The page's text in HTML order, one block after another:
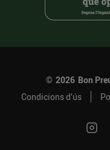
© 2026 Bon
Condicions d’ús